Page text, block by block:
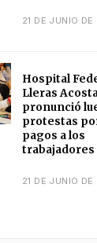
21 DE JUNIO
Hospital
Lleras
pronunció
protestas
pagos a los
trabajadores
21 DE JUNIO